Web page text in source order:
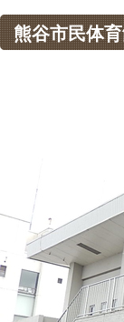
熊谷市民体